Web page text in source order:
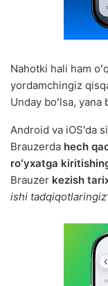
Nahotki hali ham
yordamchingiz
Unday boʻlsa, yana
Android va iOS'da
Brauzerda hech
roʻyxatga
Brauzer kezish
ishi